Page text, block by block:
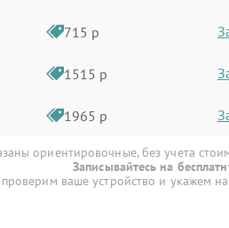
715 р
1515 р
1965 р
ориентировочные, без учета
Записывайтесь на
ваше устройство и укажем на